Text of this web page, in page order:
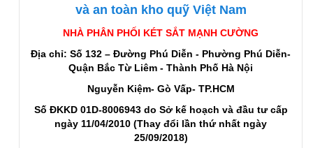
và an toàn kho quỹ Việt Nam
NHÀ PHÂN PHỐI KÉT SẮT MẠNH CƯỜNG
Địa chỉ: Số 132 – Đường Phú Diễn - Phường Phú Diễn-
Quận Bắc Từ Liêm - Thành Phố Hà Nội
Nguyễn Kiệm- Gò Vấp- TP.HCM
Số ĐKKD 01D-8006943 do Sở kế hoạch và đầu tư cấp
ngày 11/04/2010 (Thay đổi lần thứ nhất ngày
25/09/2018)